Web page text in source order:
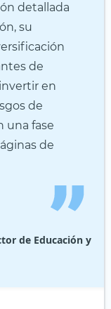
de Educación y
detallada
su
de
en
de
una fase
de